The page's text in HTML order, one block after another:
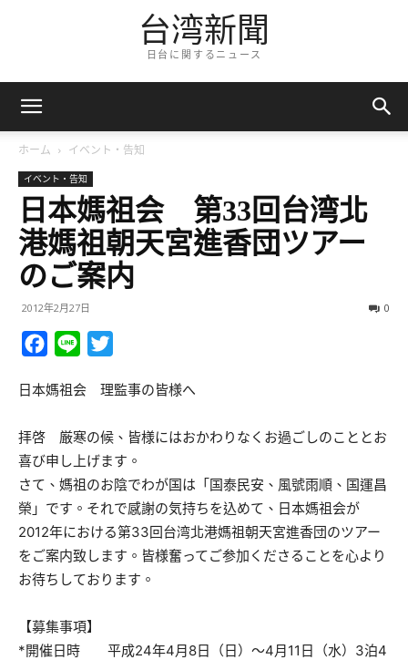
台湾新聞
日台に関するニュース
ホーム イベント・告知
イベント・告知
日本媽祖会 第33回台湾北
港媽祖朝天宮進香団ツアー
のご案内
2012年2月27日 0
Facebook
Line
日本媽祖会 理監事の皆様へ
拝啓 厳寒の候、皆様にはおかわりなくお過ごしのこととお
喜び申し上げます。
さて、媽祖のお陰でわが国は「国泰民安、風號雨順、国運昌
榮」です。それで感謝の気持ちを込めて、日本媽祖会が
2012年における第33回台湾北港媽祖朝天宮進香団のツアー
をご案内致します。皆様奮ってご参加くださることを心より
お待ちしております。
【募集事項】
*開催日時 平成24年4月8日（日）～4月11日（水）3泊4